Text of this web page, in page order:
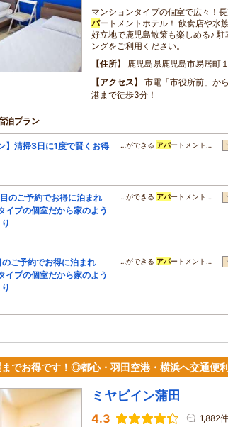
マンションタイプの個室で広々！
パートメントホテル！ 飲食店や水
好立地で鹿児島散策も楽しめる♪
ングをご利用ください。
住所
鹿児島県鹿児島市易居町
アクセス
市電「市役所前」か
港まで徒歩3分！
泊プラン
】清掃3日に1度で賢くお得
…ができる アパートメント…
のご予約でお得に泊まれ
イプの個室だから家のよう
…ができる アパートメント…
のご予約でお得に泊まれ
イプの個室だから家のよう
…ができる アパートメント…
でお得です！◎都心・羽田空港・横浜へ交通便
ミヤビイン蒲田
4.3 1,882件